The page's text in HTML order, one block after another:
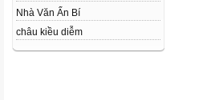
Nhà Văn Ẩn Bí
châu kiều diễm